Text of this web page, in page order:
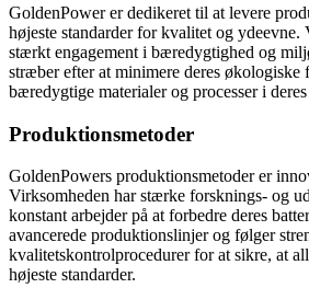
GoldenPower er dedikeret til at levere
højeste standarder for kvalitet og ydeevne.
stærkt engagement i bæredygtighed og
stræber efter at minimere deres økologiske
bæredygtige materialer og processer i
Produktionsmetoder
GoldenPowers produktionsmetoder er
Virksomheden har stærke forsknings- og
konstant arbejder på at forbedre deres
avancerede produktionslinjer og følger
kvalitetskontrolprocedurer for at sikre, at
højeste standarder.